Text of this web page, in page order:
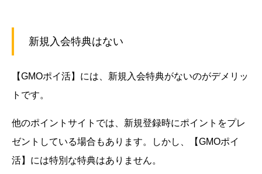
新規入会特典はない
【GMOポイ活】には、新規入会特典がないのがデメリッ
トです。
他のポイントサイトでは、新規登録時にポイントをプレ
ゼントしている場合もあります。しかし、【GMOポイ
活】には特別な特典はありません。